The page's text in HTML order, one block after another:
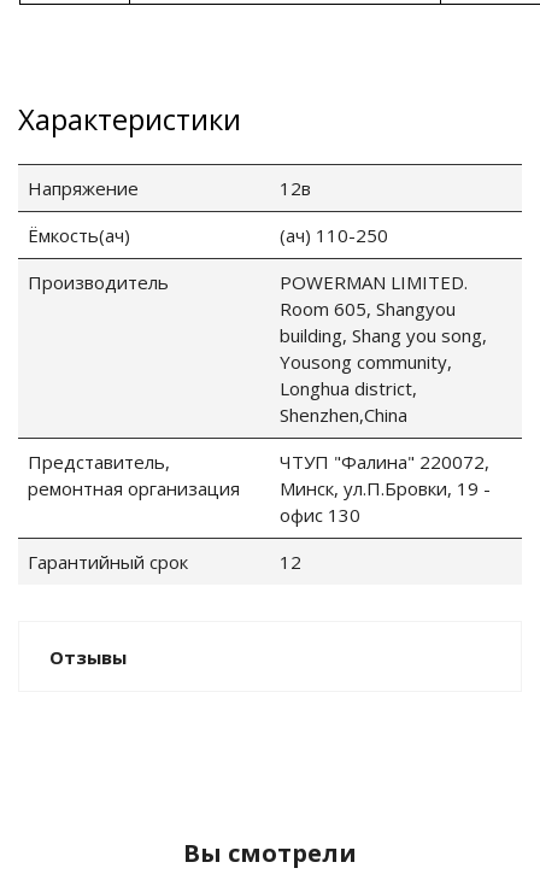
Питания
корпуса)
Характеристики
Напряжение
12в
Ёмкость(ач)
(ач) 110-250
Производитель
POWERMAN LIMITED.
Room 605, Shangyou
building, Shang you song,
Yousong community,
Longhua district,
Shenzhen,China
Представитель,
ремонтная организация
ЧТУП "Фалина" 220072,
Минск, ул.П.Бровки, 19 -
офис 130
Гарантийный срок
12
Отзывы
Вы смотрели